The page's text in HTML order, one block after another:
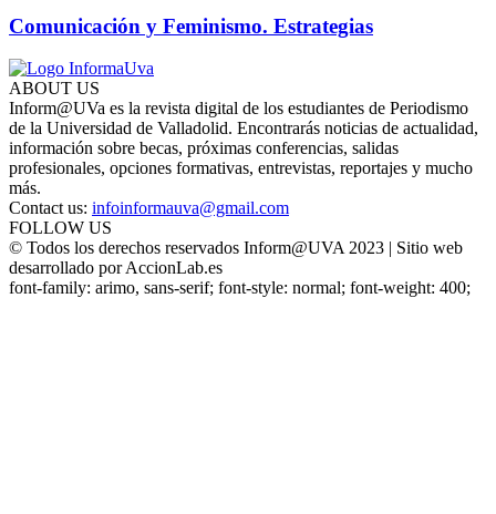
Comunicación y Feminismo. Estrategias
ABOUT US
Inform@UVa es la revista digital de los estudiantes de Periodismo
de la Universidad de Valladolid. Encontrarás noticias de actualidad,
información sobre becas, próximas conferencias, salidas
profesionales, opciones formativas, entrevistas, reportajes y mucho
más.
Contact us: infoinformauva@gmail.com
FOLLOW US
© Todos los derechos reservados Inform@UVA 2023 | Sitio web
desarrollado por AccionLab.es
font-family: arimo, sans-serif; font-style: normal; font-weight: 400;